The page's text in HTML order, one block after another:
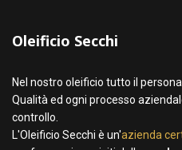
Oleificio Secchi
Nel nostro oleificio tutto il
Qualità ed ogni processo
controllo.
L'Oleificio Secchi è un'azienda